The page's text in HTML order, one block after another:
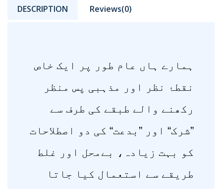
DESCRIPTION Reviews(0)
ہمارے ہاں عام طور پر ایک خاص
نقطۂ نظر اور مذہبی پس منظر
رکھنے والے طبقے کی طرف سے
”شرک“ اور ”بدعت“ کی دو اصطلاحات
کو بہت زیادہ، بےمحل اور غلط
طریقے سے استعمال کیا جاتا